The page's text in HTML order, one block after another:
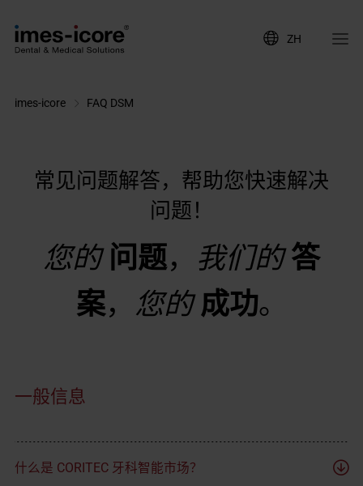
ZH
imes-icore FAQ DSM
常见问题解答，帮助您快速解决
问题！
您的问题， 我们的答
案， 您的成功。
一般信息
什么是 CORITEC 牙科智能市场？